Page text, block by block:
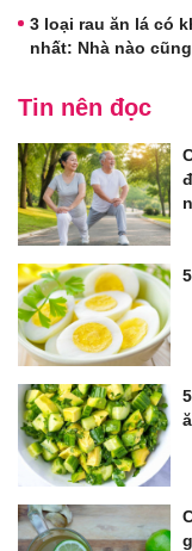
3 loại rau ăn lá có
nhất: Nhà nào
Tin nên đọc